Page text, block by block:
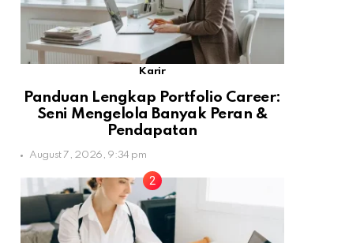
Karir
Panduan Lengkap Portfolio Career:
Seni Mengelola Banyak Peran &
Pendapatan
August 7, 2026, 9:34 pm